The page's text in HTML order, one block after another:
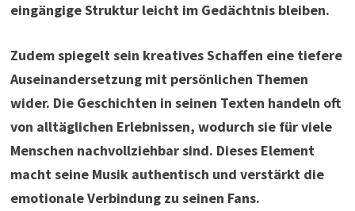
eingängige Struktur leicht im Gedächtnis bleiben.
Zudem spiegelt sein kreatives Schaffen eine tiefere
Auseinandersetzung mit persönlichen Themen
wider. Die Geschichten in seinen Texten handeln oft
von alltäglichen Erlebnissen, wodurch sie für viele
Menschen nachvollziehbar sind. Dieses Element
macht seine Musik authentisch und verstärkt die
emotionale Verbindung zu seinen Fans.